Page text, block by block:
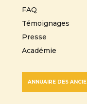
FAQ
Témoignages
Presse
Académie
ANNUAIRE DES